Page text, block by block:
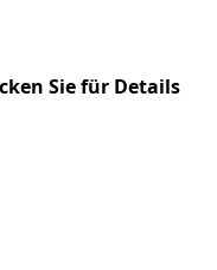
Sie für Details